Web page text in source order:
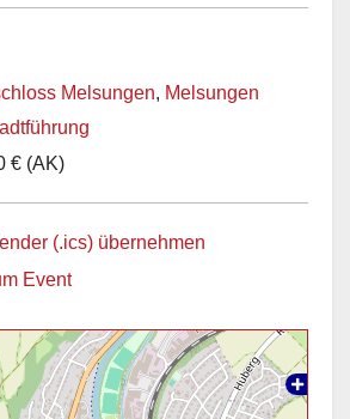
Melsungen, Melsungen
€ (AK)
(.ics) übernehmen
Event